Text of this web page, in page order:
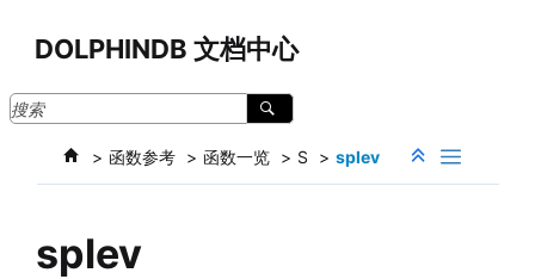
DOLPHINDB 文档中心
函数参考 函数一览 S splev
splev